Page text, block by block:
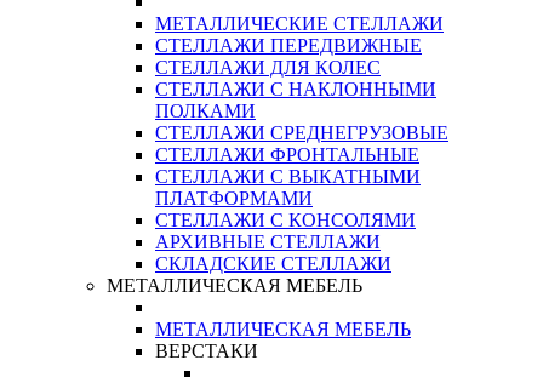
МЕТАЛЛИЧЕСКИЕ СТЕЛЛАЖИ
СТЕЛЛАЖИ ПЕРЕДВИЖНЫЕ
СТЕЛЛАЖИ ДЛЯ КОЛЕС
СТЕЛЛАЖИ С НАКЛОННЫМИ
ПОЛКАМИ
СТЕЛЛАЖИ СРЕДНЕГРУЗОВЫЕ
СТЕЛЛАЖИ ФРОНТАЛЬНЫЕ
СТЕЛЛАЖИ С ВЫКАТНЫМИ
ПЛАТФОРМАМИ
СТЕЛЛАЖИ С КОНСОЛЯМИ
АРХИВНЫЕ СТЕЛЛАЖИ
СКЛАДСКИЕ СТЕЛЛАЖИ
МЕТАЛЛИЧЕСКАЯ МЕБЕЛЬ
МЕТАЛЛИЧЕСКАЯ МЕБЕЛЬ
ВЕРСТАКИ